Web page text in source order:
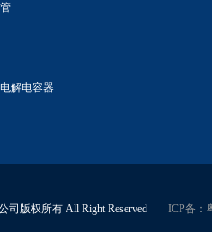
解电容器
司版权所有 All Right Reserved ICP备：